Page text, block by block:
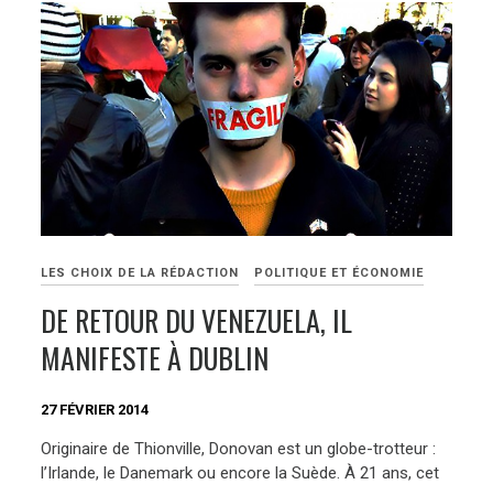
LES CHOIX DE LA RÉDACTION POLITIQUE ET ÉCONOMIE
DE RETOUR DU VENEZUELA, IL
MANIFESTE À DUBLIN
27 FÉVRIER 2014
Originaire de Thionville, Donovan est un globe-trotteur :
l’Irlande, le Danemark ou encore la Suède. À 21 ans, cet